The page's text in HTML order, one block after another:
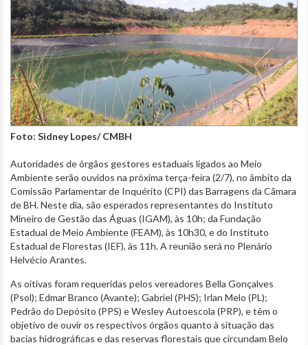
Foto: Sidney Lopes/ CMBH
Autoridades de órgãos gestores estaduais ligados ao Meio
Ambiente serão ouvidos na próxima terça-feira (2/7), no âmbito da
Comissão Parlamentar de Inquérito (CPI) das Barragens da Câmara
de BH. Neste dia, são esperados representantes do Instituto
Mineiro de Gestão das Águas (IGAM), às 10h; da Fundação
Estadual de Meio Ambiente (FEAM), às 10h30, e do Instituto
Estadual de Florestas (IEF), às 11h. A reunião será no Plenário
Helvécio Arantes.
As oitivas foram requeridas pelos vereadores Bella Gonçalves
(Psol); Edmar Branco (Avante); Gabriel (PHS); Irlan Melo (PL);
Pedrão do Depósito (PPS) e Wesley Autoescola (PRP), e têm o
objetivo de ouvir os respectivos órgãos quanto à situação das
bacias hidrográficas e das reservas florestais que circundam Belo